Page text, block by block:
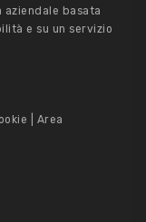
aziendale basata
e su un servizio
Area